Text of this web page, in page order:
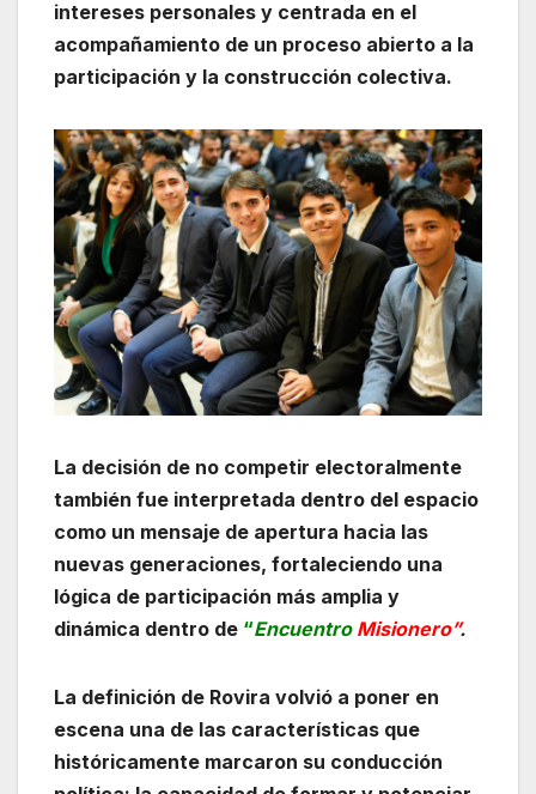
intereses personales y centrada en el
acompañamiento de un proceso abierto a la
participación y la construcción colectiva.
La decisión de no competir electoralmente
también fue interpretada dentro del espacio
como un mensaje de apertura hacia las
nuevas generaciones, fortaleciendo una
lógica de participación más amplia y
dinámica dentro de “Encuentro Misionero”.
La definición de Rovira volvió a poner en
escena una de las características que
históricamente marcaron su conducción